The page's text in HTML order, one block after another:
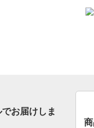
お届けしま